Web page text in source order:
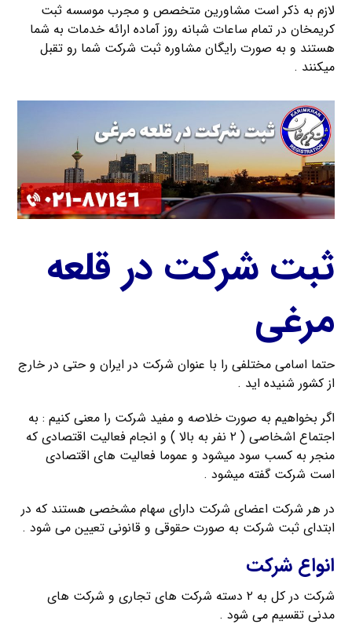
لازم به ذکر است مشاورین متخصص و مجرب موسسه ثبت
کریمخان در تمام ساعات شبانه روز آماده ارائه خدمات به شما
هستند و به صورت رایگان مشاوره ثبت شرکت شما رو تقبل
میکنند .
ثبت شرکت در قلعه
مرغی
حتما اسامی مختلفی را با عنوان شرکت در ایران و حتی در خارج
از کشور شنیده اید .
اگر بخواهیم به صورت خلاصه و مفید شرکت را معنی کنیم : به
اجتماع اشخاصی ( ۲ نفر به بالا ) و انجام فعالیت اقتصادی که
منجر به کسب سود میشود و عموما فعالیت های اقتصادی
است شرکت گفته میشود .
در هر شرکت اعضای شرکت دارای سهام مشخصی هستند که در
ابتدای ثبت شرکت به صورت حقوقی و قانونی تعیین می شود .
انواع شرکت
شرکت در کل به ۲ دسته شرکت های تجاری و شرکت های
مدنی تقسیم می شود .